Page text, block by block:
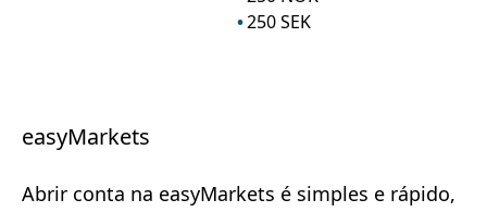
250 SEK
easyMarkets
Abrir conta na easyMarkets é simples e rápido,